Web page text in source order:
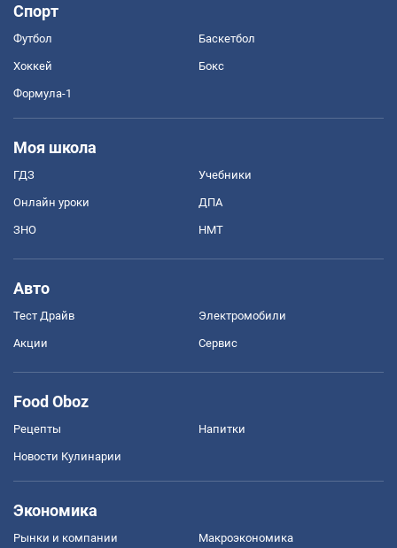
Спорт
Футбол Баскетбол
Хоккей Бокс
Формула-1
Моя школа
ГДЗ Учебники
Онлайн уроки ДПА
ЗНО НМТ
Авто
Тест Драйв Электромобили
Акции Сервис
Food Oboz
Рецепты Напитки
Новости Кулинарии
Экономика
Рынки и компании Mакроэкономика